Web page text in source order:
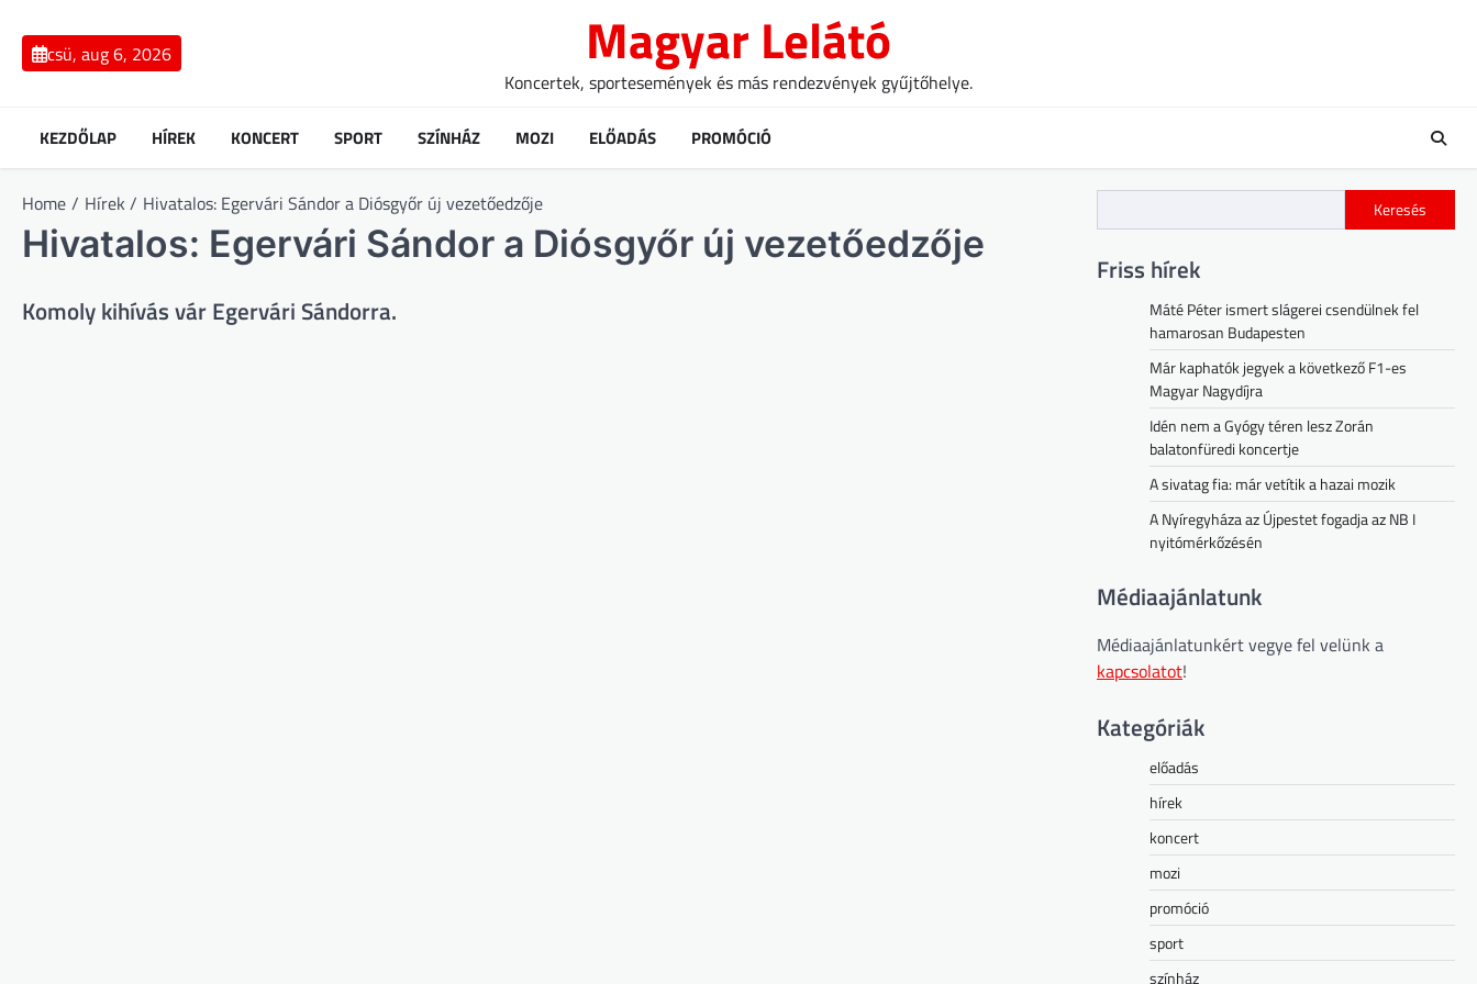
contentcsü, aug 6, 2026 Magyar Lelátó
Koncertek, sportesemények és más rendezvények gyűjtőhelye.
KEZDŐLAP HÍREK KONCERT SPORT SZÍNHÁZ MOZI ELŐADÁS PROMÓCIÓ
Home Hírek Hivatalos: Egervári Sándor a Diósgyőr új vezetőedzője
Hivatalos: Egervári Sándor a Diósgyőr új vezetőedzője
Komoly kihívás vár Egervári Sándorra.
Keresés
Friss hírek
Máté Péter ismert slágerei csendülnek fel
hamarosan Budapesten
Már kaphatók jegyek a következő F1-es
Magyar Nagydíjra
Idén nem a Gyógy téren lesz Zorán
balatonfüredi koncertje
A sivatag fia: már vetítik a hazai mozik
A Nyíregyháza az Újpestet fogadja az NB I
nyitómérkőzésén
Médiaajánlatunk
Médiaajánlatunkért vegye fel velünk a
kapcsolatot!
Kategóriák
előadás
hírek
koncert
mozi
promóció
sport
színház